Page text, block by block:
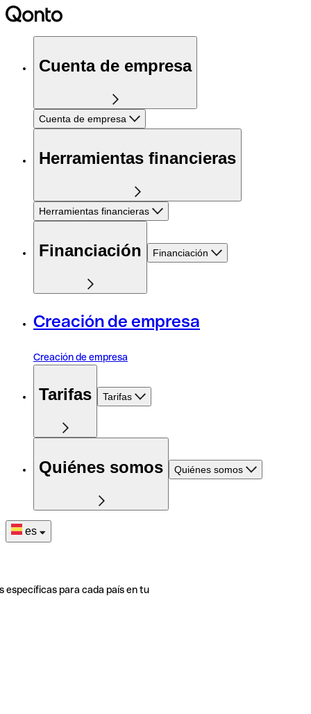
Cuenta de empresa
Cuenta de empresa
Herramientas financieras
Herramientas financieras
Financiación Financiación
Creación de empresa
Creación de empresa
Tarifas Tarifas
Quiénes somos Quiénes somos
es
específicas para cada país en tu